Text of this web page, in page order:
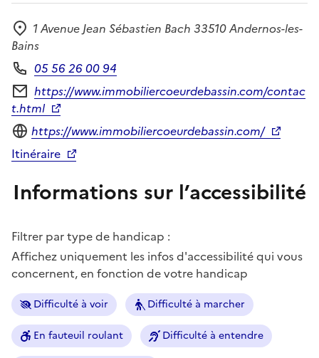
Adresse
1 Avenue Jean Sébastien Bach 33510 Andernos-les-
Bains
Téléphone
05 56 26 00 94
Formulaire de contact
https://www.immobiliercoeurdebassin.com/contac
t.html
Site internet
https://www.immobiliercoeurdebassin.com/
Itinéraire
Informations sur l’accessibilité
Filtrer par type de handicap :
Affichez uniquement les infos d'accessibilité qui vous
concernent, en fonction de votre handicap
Difficulté à voir Difficulté à marcher
En fauteuil roulant Difficulté à entendre